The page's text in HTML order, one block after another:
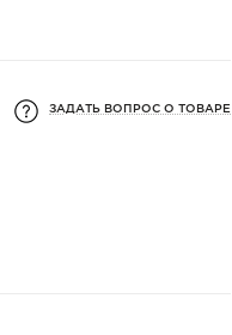
ЗАДАТЬ ВОПРОС О ТОВАРЕ